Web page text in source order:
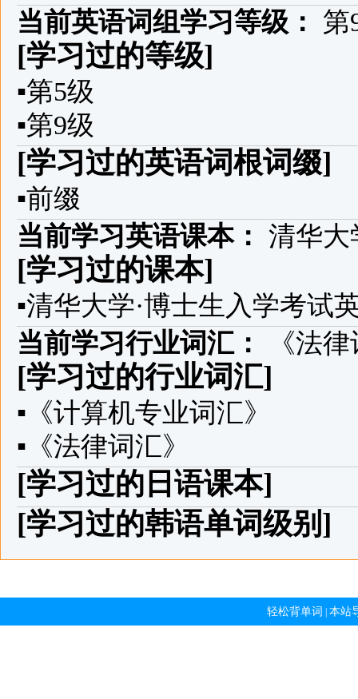
当前英语词组学习等级：
第
[学习过的等级]
▪第5级
▪第9级
[学习过的英语词根词缀]
▪前缀
当前学习英语课本： 清华大
[学习过的课本]
▪清华大学·博士生入学考试
当前学习行业词汇：
《法
[学习过的行业词汇]
▪ 《计算机专业词汇》
▪ 《法律词汇》
[学习过的日语课本]
[学习过的韩语单词级别]
轻松背单词 本站